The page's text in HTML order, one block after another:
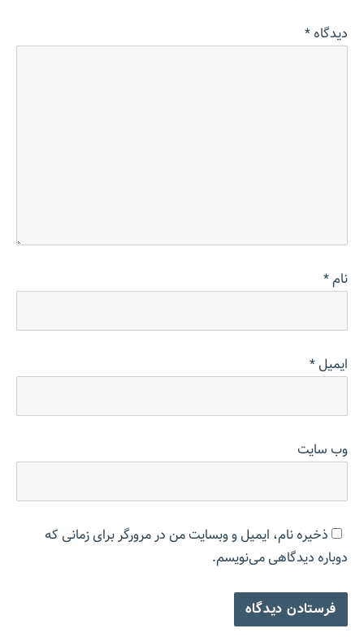
دیدگاه*
نام*
ایمیل*
وب‌ سایت
ذخیره نام، ایمیل و وبسایت من در مرورگر برای زمانی که
دوباره دیدگاهی می‌نویسم.